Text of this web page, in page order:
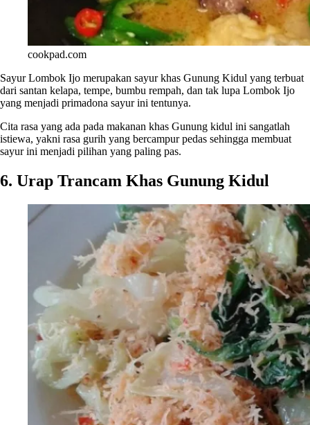
cookpad.com
Sayur Lombok Ijo merupakan sayur khas Gunung Kidul yang terbuat
dari santan kelapa, tempe, bumbu rempah, dan tak lupa Lombok Ijo
yang menjadi primadona sayur ini tentunya.
Cita rasa yang ada pada makanan khas Gunung kidul ini sangatlah
istiewa, yakni rasa gurih yang bercampur pedas sehingga membuat
sayur ini menjadi pilihan yang paling pas.
6. Urap Trancam Khas Gunung Kidul